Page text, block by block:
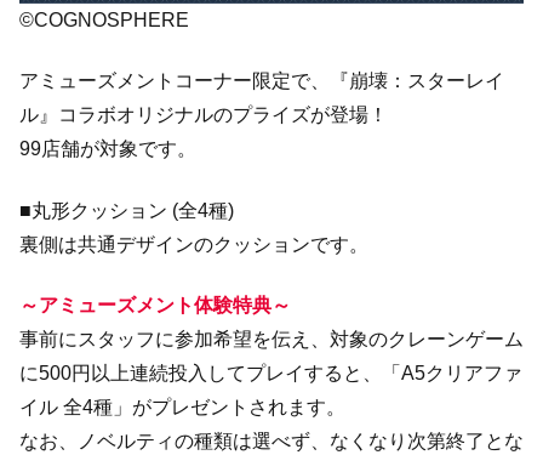
©COGNOSPHERE
アミューズメントコーナー限定で、『崩壊：スターレイ
ル』コラボオリジナルのプライズが登場！
99店舗が対象です。
■丸形クッション (全4種)
裏側は共通デザインのクッションです。
～アミューズメント体験特典～
事前にスタッフに参加希望を伝え、対象のクレーンゲーム
に500円以上連続投入してプレイすると、「A5クリアファ
イル 全4種」がプレゼントされます。
なお、ノベルティの種類は選べず、なくなり次第終了とな